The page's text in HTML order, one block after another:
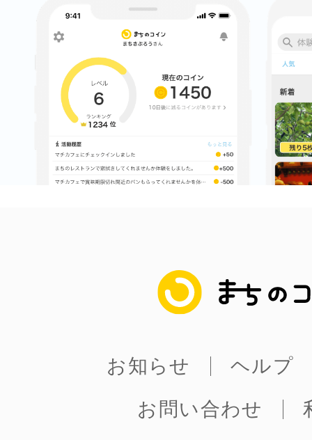
まちのコイン
お知らせ
ヘルプ
お問い合わせ